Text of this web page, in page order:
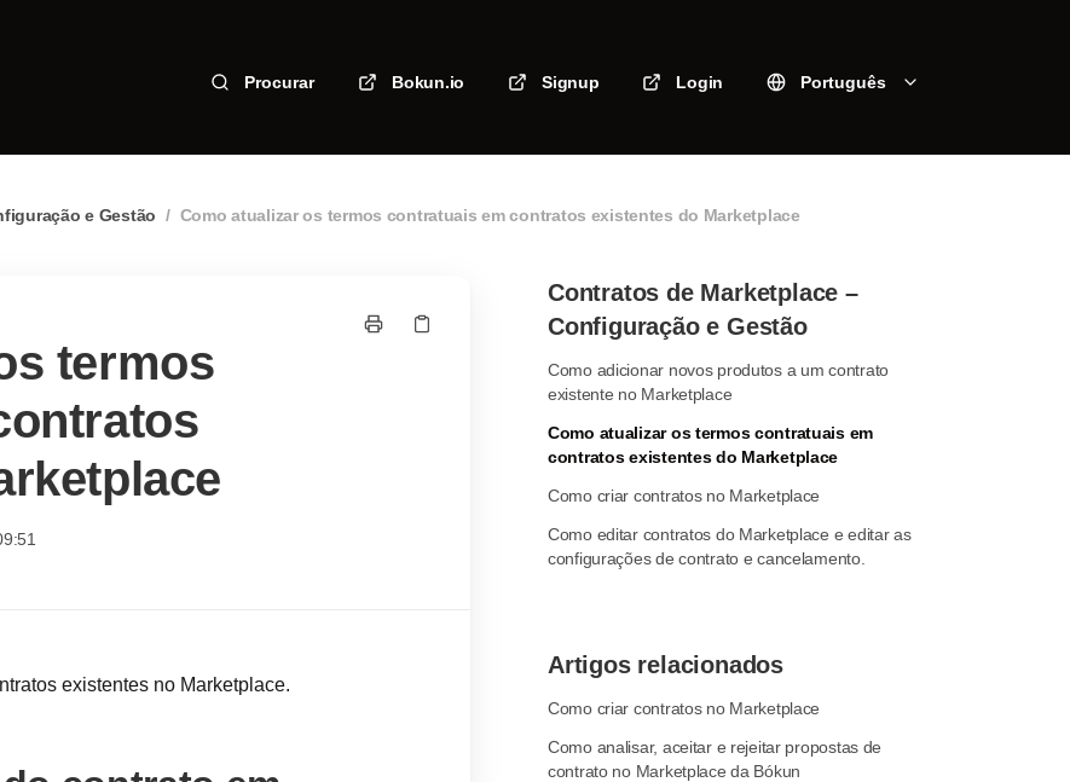
Procurar Bokun.io Signup Login Português
e Gestão / Como atualizar os termos contratuais em contratos existentes do Marketplace
termos
existentes no Marketplace.
Contratos de Marketplace –
Configuração e Gestão
Como adicionar novos produtos a um contrato
existente no Marketplace
Como atualizar os termos contratuais em
contratos existentes do Marketplace
Como criar contratos no Marketplace
Como editar contratos do Marketplace e editar as
configurações de contrato e cancelamento.
Artigos relacionados
Como criar contratos no Marketplace
Como analisar, aceitar e rejeitar propostas de
contrato no Marketplace da Bókun